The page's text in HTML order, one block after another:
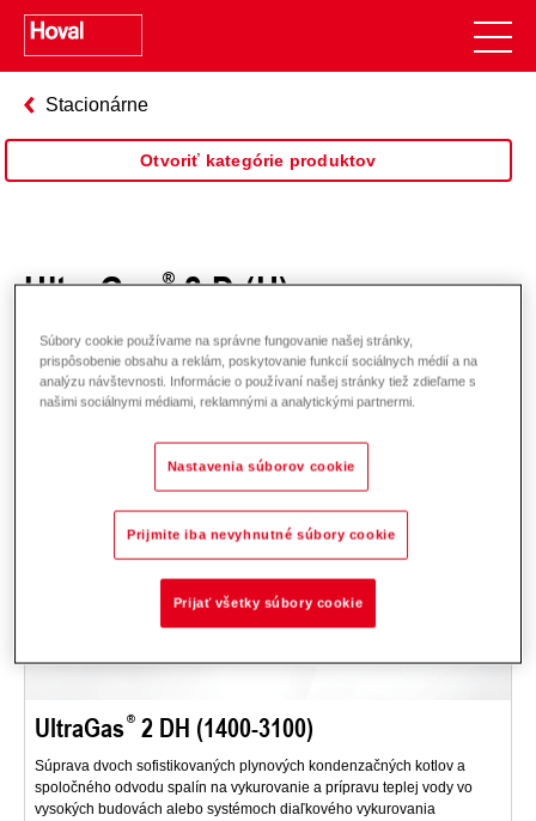
Stacionárne
Otvoriť kategórie produktov
UltraGas 2 D (H)
UltraGas 2 DH (1400-3100)
Súprava dvoch sofistikovaných plynových kondenzačných kotlov a
spoločného odvodu spalín na vykurovanie a prípravu teplej vody vo
vysokých budovách alebo systémoch diaľkového vykurovania
Súbory cookie používame na správne fungovanie našej stránky,
prispôsobenie obsahu a reklám, poskytovanie funkcií sociálnych médií a na
analýzu návštevnosti. Informácie o používaní našej stránky tiež zdieľame s
našimi sociálnymi médiami, reklamnými a analytickými partnermi.
Nastavenia súborov cookie
Prijmite iba nevyhnutné súbory cookie
Prijať všetky súbory cookie